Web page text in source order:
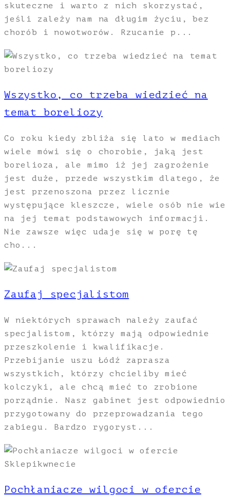
skuteczne i warto z nich skorzystać,
jeśli zależy nam na długim życiu, bez
chorób i nowotworów. Rzucanie p...
Wszystko, co trzeba wiedzieć na
temat boreliozy
Co roku kiedy zbliża się lato w mediach
wiele mówi się o chorobie, jaką jest
borelioza, ale mimo iż jej zagrożenie
jest duże, przede wszystkim dlatego, że
jest przenoszona przez licznie
występujące kleszcze, wiele osób nie wie
na jej temat podstawowych informacji.
Nie zawsze więc udaje się w porę tę
cho...
Zaufaj specjalistom
W niektórych sprawach należy zaufać
specjalistom, którzy mają odpowiednie
przeszkolenie i kwalifikacje.
Przebijanie uszu Łódź zaprasza
wszystkich, którzy chcieliby mieć
kolczyki, ale chcą mieć to zrobione
porządnie. Nasz gabinet jest odpowiednio
przygotowany do przeprowadzania tego
zabiegu. Bardzo rygoryst...
Pochłaniacze wilgoci w ofercie